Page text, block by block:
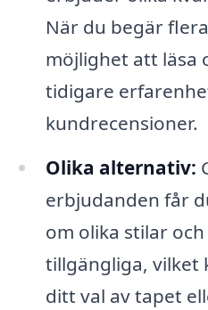
När du begär
möjlighet att läsa
tidigare
kundrecensioner.
Olika alternativ:
erbjudanden får
om olika stilar
tillgängliga, vilket
ditt val av tapet